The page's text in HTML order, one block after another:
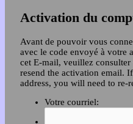
Activation du
Avant de pouvoir vous
avec le code envoyé à votre
cet E-mail, veuillez consulter
resend the activation email.
address, you will need to re-
Votre courriel: